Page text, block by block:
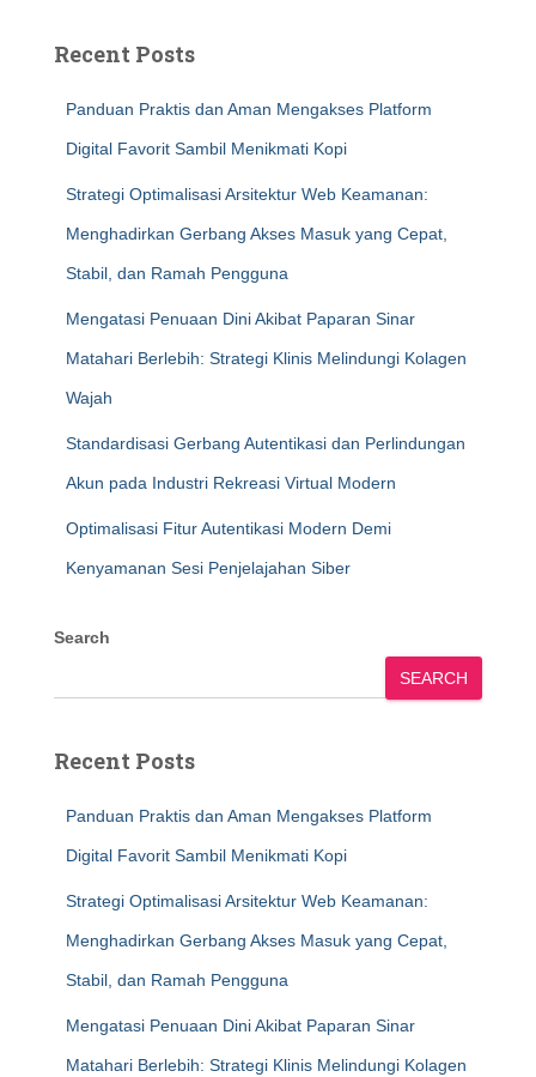
Recent Posts
Panduan Praktis dan Aman Mengakses Platform
Digital Favorit Sambil Menikmati Kopi
Strategi Optimalisasi Arsitektur Web Keamanan:
Menghadirkan Gerbang Akses Masuk yang Cepat,
Stabil, dan Ramah Pengguna
Mengatasi Penuaan Dini Akibat Paparan Sinar
Matahari Berlebih: Strategi Klinis Melindungi Kolagen
Wajah
Standardisasi Gerbang Autentikasi dan Perlindungan
Akun pada Industri Rekreasi Virtual Modern
Optimalisasi Fitur Autentikasi Modern Demi
Kenyamanan Sesi Penjelajahan Siber
Search
SEARCH
Recent Posts
Panduan Praktis dan Aman Mengakses Platform
Digital Favorit Sambil Menikmati Kopi
Strategi Optimalisasi Arsitektur Web Keamanan:
Menghadirkan Gerbang Akses Masuk yang Cepat,
Stabil, dan Ramah Pengguna
Mengatasi Penuaan Dini Akibat Paparan Sinar
Matahari Berlebih: Strategi Klinis Melindungi Kolagen